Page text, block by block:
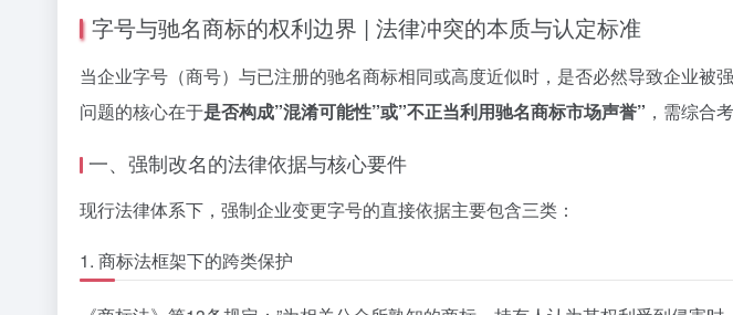
字号与驰名商标的权利边界 | 法律冲突的本质与认定标准
当企业字号（商号）与已注册的驰名商标相同或高度近似时，是否必然导致企业
问题的核心在于是否构成”混淆可能性”或”不正当利用驰名商标市场声誉” ，需综合
一、强制改名的法律依据与核心要件
现行法律体系下，强制企业变更字号的直接依据主要包含三类：
1. 商标法框架下的跨类保护